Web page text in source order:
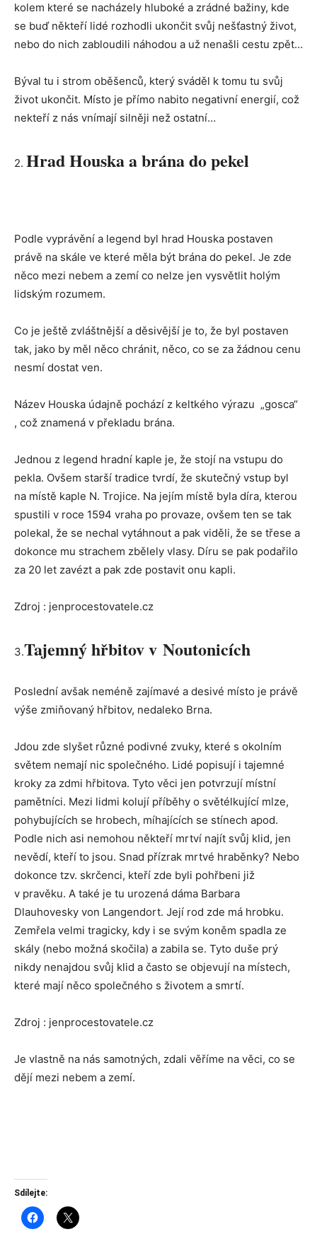
kolem které se nacházely hluboké a zrádné bažiny, kde
se buď někteří lidé rozhodli ukončit svůj nešťastný život,
nebo do nich zabloudili náhodou a už nenašli cestu zpět…
Býval tu i strom oběšenců, který sváděl k tomu tu svůj
život ukončit. Místo je přímo nabito negativní energií, což
nekteří z nás vnímají silněji než ostatní…
2. Hrad Houska a brána do pekel
Podle vyprávění a legend byl hrad Houska postaven
právě na skále ve které měla být brána do pekel. Je zde
něco mezi nebem a zemí co nelze jen vysvětlit holým
lidským rozumem.
Co je ještě zvláštnější a děsivější je to, že byl postaven
tak, jako by měl něco chránit, něco, co se za žádnou cenu
nesmí dostat ven.
Název Houska údajně pochází z keltkého výrazu „gosca“
, což znamená v překladu brána.
Jednou z legend hradní kaple je, že stojí na vstupu do
pekla. Ovšem starší tradice tvrdí, že skutečný vstup byl
na místě kaple N. Trojice. Na jejím místě byla díra, kterou
spustili v roce 1594 vraha po provaze, ovšem ten se tak
polekal, že se nechal vytáhnout a pak viděli, že se třese a
dokonce mu strachem zbělely vlasy. Díru se pak podařilo
za 20 let zavézt a pak zde postavit onu kapli.
Zdroj : jenprocestovatele.cz
3.Tajemný hřbitov v Noutonicích
Poslední avšak neméně zajímavé a desivé místo je právě
výše zmiňovaný hřbitov, nedaleko Brna.
Jdou zde slyšet různé podivné zvuky, které s okolním
světem nemají nic společného. Lidé popisují i tajemné
kroky za zdmi hřbitova. Tyto věci jen potvrzují místní
pamětníci. Mezi lidmi kolují příběhy o světélkující mlze,
pohybujících se hrobech, míhajících se stínech apod.
Podle nich asi nemohou někteří mrtví najít svůj klid, jen
nevědí, kteří to jsou. Snad přízrak mrtvé hraběnky? Nebo
dokonce tzv. skrčenci, kteří zde byli pohřbeni již
v pravěku. A také je tu urozená dáma Barbara
Dlauhovesky von Langendort. Její rod zde má hrobku.
Zemřela velmi tragicky, kdy i se svým koněm spadla ze
skály (nebo možná skočila) a zabila se. Tyto duše prý
nikdy nenajdou svůj klid a často se objevují na místech,
které mají něco společného s životem a smrtí.
Zdroj : jenprocestovatele.cz
Je vlastně na nás samotných, zdali věříme na věci, co se
dějí mezi nebem a zemí.
Sdílejte: